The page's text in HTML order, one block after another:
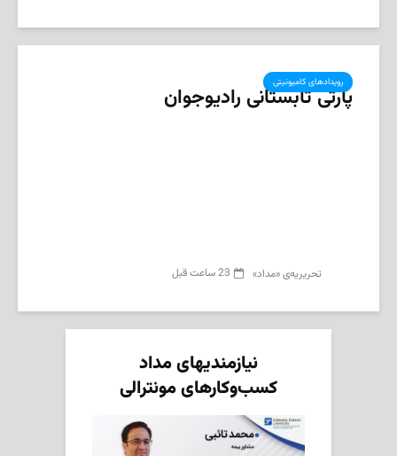
رویدادهای کامیونیتی
پارتی تابستانی رادیوجوان
تحریریه‌ی «مداد» 23 ساعت قبل
نیازمندیهای مداد
کسب‌وکارهای مونترالی